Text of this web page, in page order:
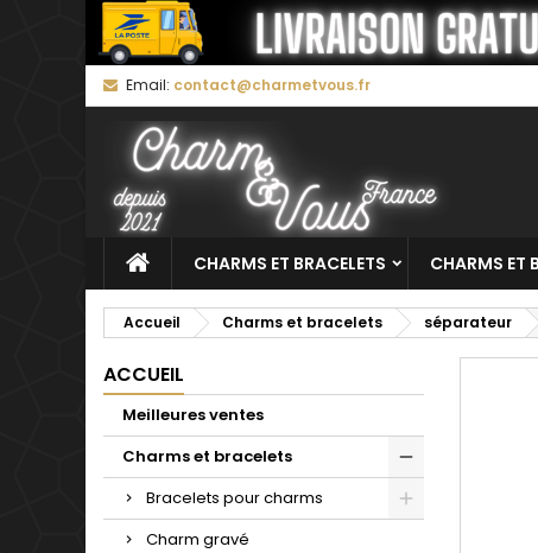
Email: contact@charmetvous.fr
CHARMS ET BRACELETS CHARMS ET
Accueil Charms et bracelets séparateur
ACCUEIL
Meilleures ventes
Charms et bracelets
Bracelets pour charms
Charm gravé